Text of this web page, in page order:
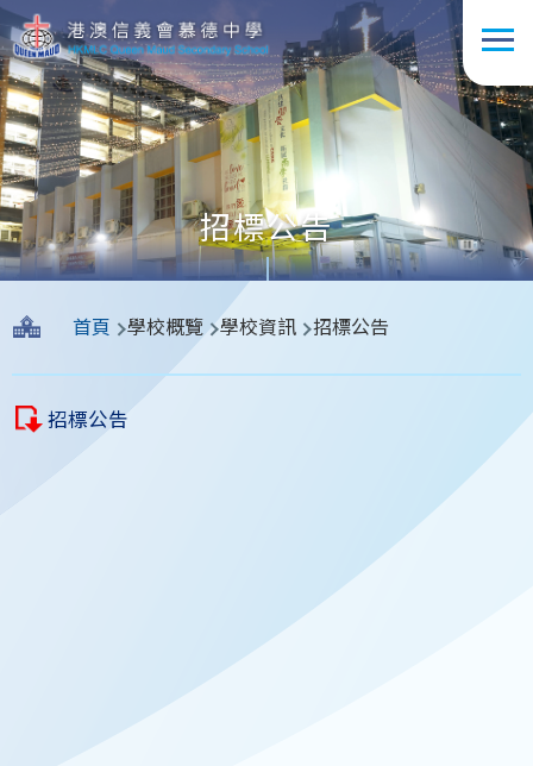
移至主內容
招標公告
航
連
結
首頁 學校概覽 學校資訊 招標公告
招標公告